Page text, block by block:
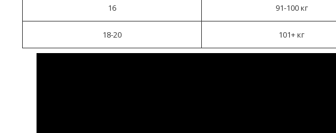
16 91-100 кг
18-20 101+ кг